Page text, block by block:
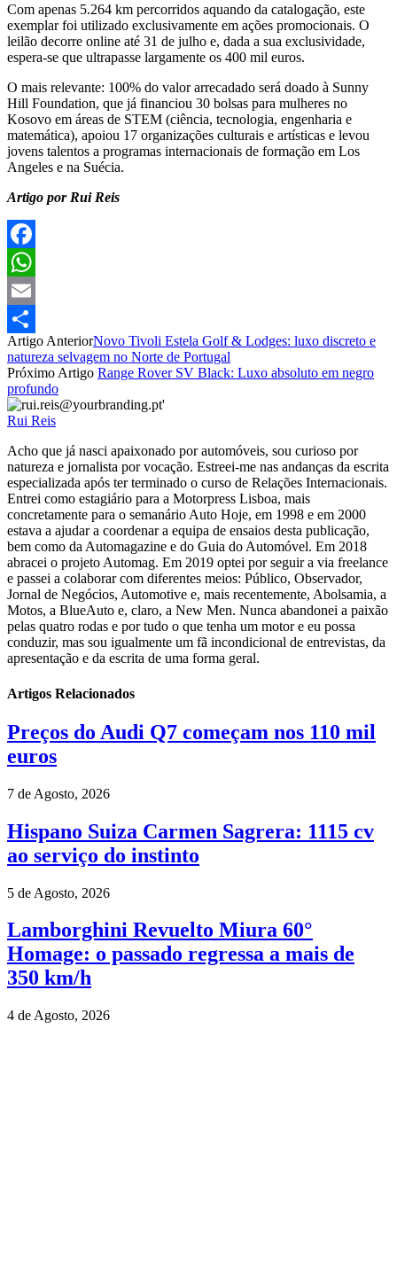
Com apenas 5.264 km percorridos aquando da catalogação, este
exemplar foi utilizado exclusivamente em ações promocionais. O
leilão decorre online até 31 de julho e, dada a sua exclusividade,
espera-se que ultrapasse largamente os 400 mil euros.
O mais relevante: 100% do valor arrecadado será doado à Sunny
Hill Foundation, que já financiou 30 bolsas para mulheres no
Kosovo em áreas de STEM (ciência, tecnologia, engenharia e
matemática), apoiou 17 organizações culturais e artísticas e levou
jovens talentos a programas internacionais de formação em Los
Angeles e na Suécia.
Artigo por Rui Reis
Facebook
WhatsApp
Email
Partilhar
Artigo AnteriorNovo Tivoli Estela Golf & Lodges: luxo discreto e
natureza selvagem no Norte de Portugal
Próximo Artigo Range Rover SV Black: Luxo absoluto em negro
profundo
Rui Reis
Acho que já nasci apaixonado por automóveis, sou curioso por
natureza e jornalista por vocação. Estreei-me nas andanças da escrita
especializada após ter terminado o curso de Relações Internacionais.
Entrei como estagiário para a Motorpress Lisboa, mais
concretamente para o semanário Auto Hoje, em 1998 e em 2000
estava a ajudar a coordenar a equipa de ensaios desta publicação,
bem como da Automagazine e do Guia do Automóvel. Em 2018
abracei o projeto Automag. Em 2019 optei por seguir a via freelance
e passei a colaborar com diferentes meios: Público, Observador,
Jornal de Negócios, Automotive e, mais recentemente, Abolsamia, a
Motos, a BlueAuto e, claro, a New Men. Nunca abandonei a paixão
pelas quatro rodas e por tudo o que tenha um motor e eu possa
conduzir, mas sou igualmente um fã incondicional de entrevistas, da
apresentação e da escrita de uma forma geral.
Artigos Relacionados
Preços do Audi Q7 começam nos 110 mil
euros
7 de Agosto, 2026
Hispano Suiza Carmen Sagrera: 1115 cv
ao serviço do instinto
5 de Agosto, 2026
Lamborghini Revuelto Miura 60°
Homage: o passado regressa a mais de
350 km/h
4 de Agosto, 2026